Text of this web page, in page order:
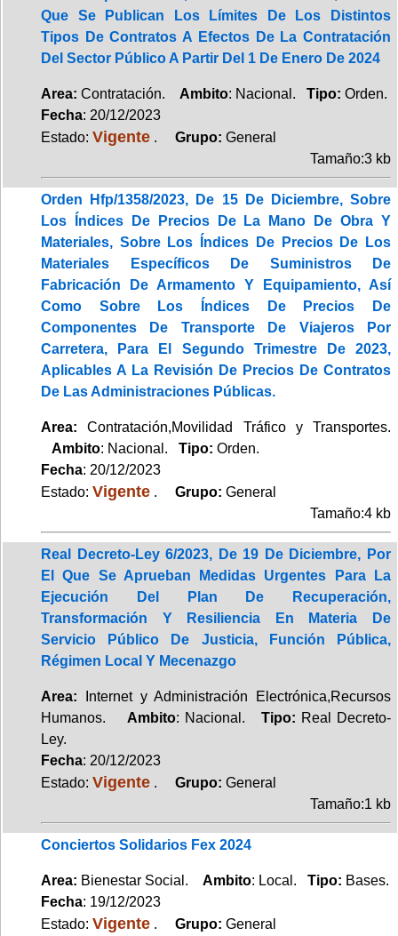
Que Se Publican Los Límites De Los Distintos
Tipos De Contratos A Efectos De La Contratación
Del Sector Público A Partir Del 1 De Enero De 2024
Area: Contratación. Ambito: Nacional. Tipo: Orden.
Fecha: 20/12/2023
Estado: Vigente . Grupo: General
Tamaño:3 kb
Orden Hfp/1358/2023, De 15 De Diciembre, Sobre
Los Índices De Precios De La Mano De Obra Y
Materiales, Sobre Los Índices De Precios De Los
Materiales Específicos De Suministros De
Fabricación De Armamento Y Equipamiento, Así
Como Sobre Los Índices De Precios De
Componentes De Transporte De Viajeros Por
Carretera, Para El Segundo Trimestre De 2023,
Aplicables A La Revisión De Precios De Contratos
De Las Administraciones Públicas.
Area: Contratación,Movilidad Tráfico y Transportes.
Ambito: Nacional. Tipo: Orden.
Fecha: 20/12/2023
Estado: Vigente . Grupo: General
Tamaño:4 kb
Real Decreto-Ley 6/2023, De 19 De Diciembre, Por
El Que Se Aprueban Medidas Urgentes Para La
Ejecución Del Plan De Recuperación,
Transformación Y Resiliencia En Materia De
Servicio Público De Justicia, Función Pública,
Régimen Local Y Mecenazgo
Area: Internet y Administración Electrónica,Recursos
Humanos. Ambito: Nacional. Tipo: Real Decreto-
Ley.
Fecha: 20/12/2023
Estado: Vigente . Grupo: General
Tamaño:1 kb
Conciertos Solidarios Fex 2024
Area: Bienestar Social. Ambito: Local. Tipo: Bases.
Fecha: 19/12/2023
Estado: Vigente . Grupo: General